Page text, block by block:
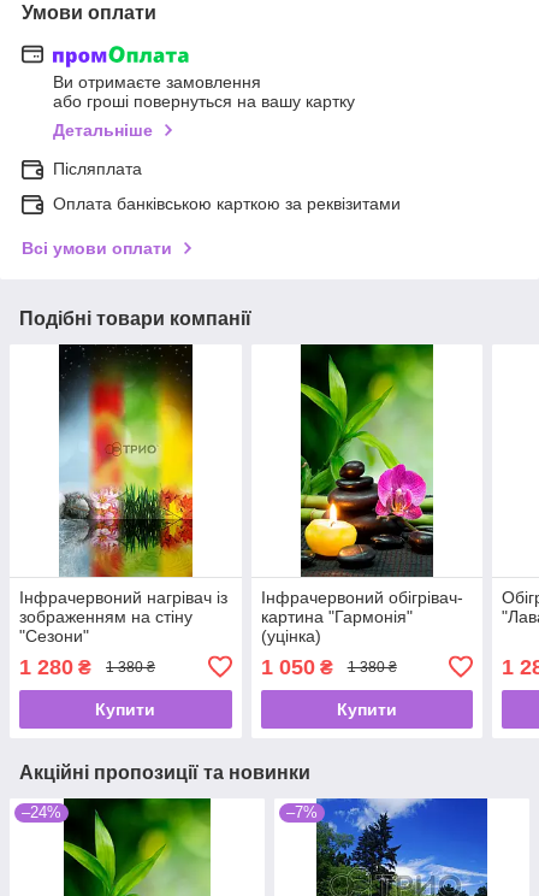
Умови оплати
Ви отримаєте замовлення
або гроші повернуться на вашу картку
Детальніше
Післяплата
Оплата банківською карткою за реквізитами
Всі умови оплати
Подібні товари компанії
Інфрачервоний нагрівач із
зображенням на стіну
"Сезони"
1 280 ₴ 1 380 ₴
Купити
Інфрачервоний обігрівач-
картина "Гармонія"
(уцінка)
1 050₴ 1 380 ₴
Купити
1
Акційні пропозиції та новинки
–24% –7%